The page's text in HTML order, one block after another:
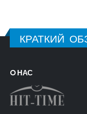
КРАТКИЙ
O НАС